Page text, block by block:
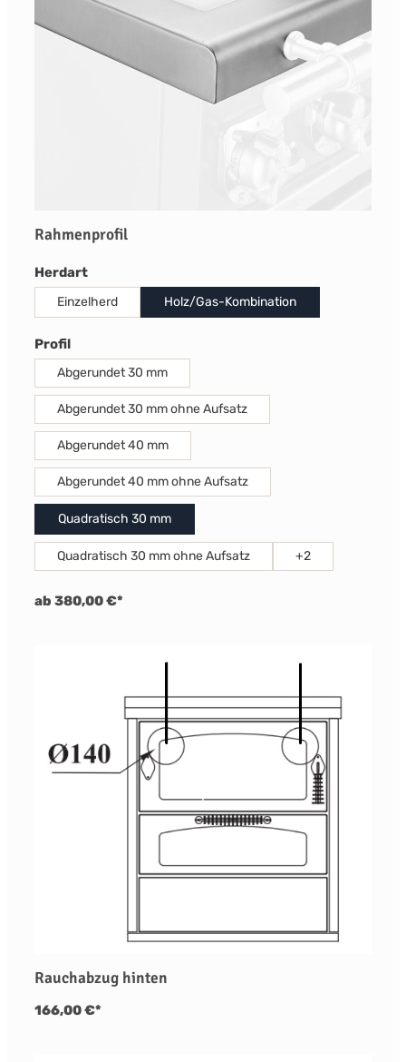
Rahmenprofil
Herdartauswählen
Einzelherd Holz/Gas-Kombination
Profilauswählen
Abgerundet 30 mm
Abgerundet 30 mm ohne Aufsatz
Abgerundet 40 mm
Abgerundet 40 mm ohne Aufsatz
Quadratisch 30 mm
Quadratisch 30 mm ohne Aufsatz +2
ab 380,00 €*
Rauchabzug hinten
166,00 €*